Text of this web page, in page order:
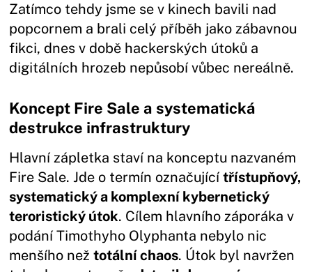
Zatímco tehdy jsme se v kinech bavili nad
popcornem a brali celý příběh jako zábavnou
fikci, dnes v době hackerských útoků a
digitálních hrozeb nepůsobí vůbec nereálně.
Koncept Fire Sale a systematická
destrukce infrastruktury
Hlavní zápletka staví na konceptu nazvaném
Fire Sale. Jde o termín označujícítřístupňový,
systematický a komplexní kybernetický
teroristický útok. Cílem hlavního záporáka v
podání Timothyho Olyphanta nebylo nic
menšího nežtotální chaos. Útok byl navržen